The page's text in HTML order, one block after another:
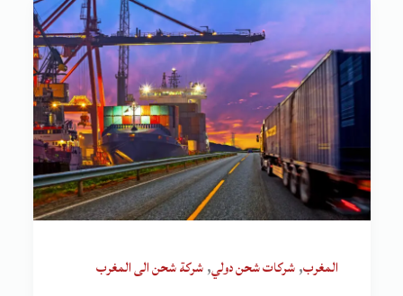
المغرب,شركات شحن دولي,شركة شحن الى المغرب